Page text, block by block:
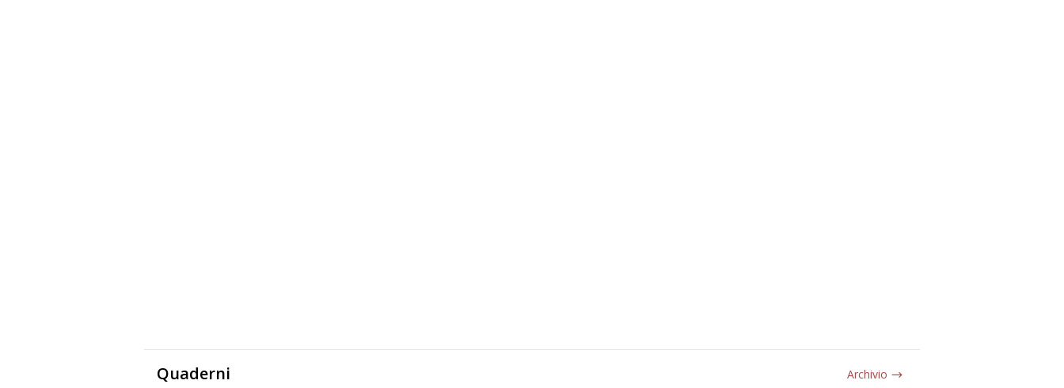
Quaderni Archivio